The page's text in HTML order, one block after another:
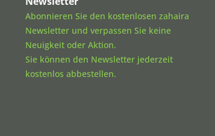
Abonnieren Sie den kostenlosen zahaira
Newsletter und verpassen Sie keine
Neuigkeit oder Aktion.
Sie können den Newsletter jederzeit
kostenlos abbestellen.